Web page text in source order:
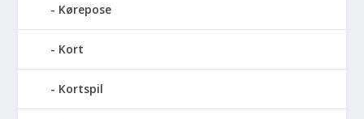
Kørepose
Kort
Kortspil